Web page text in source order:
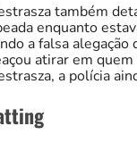
também
enquanto
a falsa
atirar em
a polícia